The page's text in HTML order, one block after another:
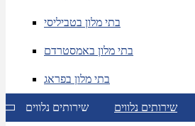
בתי מלון בטביליסי
בתי מלון באמסטרדם
בתי מלון בפראג
שירותים נלווים שירותים נלווים